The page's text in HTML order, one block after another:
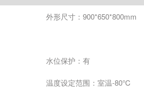
外形尺寸：900*650*800mm
水位保护：有
温度设定范围：室温-80℃